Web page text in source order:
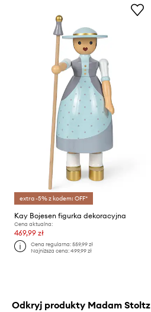
extra -5% z kodem: OFF*
Kay Bojesen figurka dekoracyjna
Cena aktualna:
469,99 zł
Cena regularna:559,99 zł
Najniższa cena:499,99 zł
Odkryj produkty Madam Stoltz